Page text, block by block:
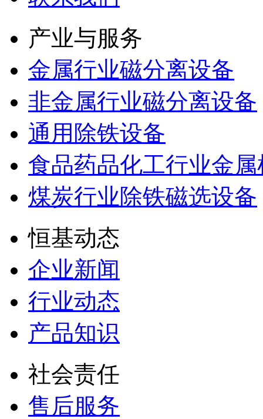
产业与服务
金属行业磁分离设备
非金属行业磁分离设备
通用除铁设备
食品药品化工行业金
煤炭行业除铁磁选设备
恒基动态
企业新闻
行业动态
产品知识
社会责任
售后服务